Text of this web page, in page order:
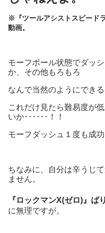
※『ツールアシストスピード
動画。
モーフボール状態でダッ
か、その他もろもろ
なんで当然のようにでき
これだけ見たら難易度が
いか･･････！！
モーフダッシュ１度も成功
ちなみに、自分は辛うじ
ません。
『ロックマンX(ゼロ)』ば
に無理ですが。